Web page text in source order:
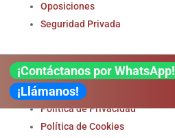
Oposiciones
Seguridad Privada
Legal
Aviso Legal
Política de Privacidad
Política de Cookies
¡Contáctanos por WhatsApp!
¡Llámanos!